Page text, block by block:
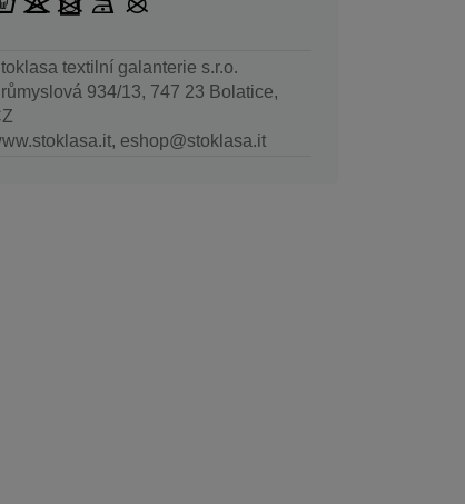
textilní galanterie s.r.o.
934/13, 747 23 Bolatice,
eshop@stoklasa.it